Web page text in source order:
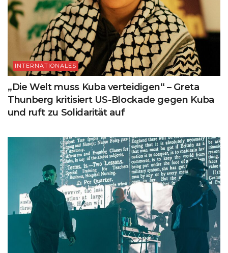
INTERNATIONALES
„Die Welt muss Kuba verteidigen“ – Greta
Thunberg kritisiert US-Blockade gegen Kuba
und ruft zu Solidarität auf